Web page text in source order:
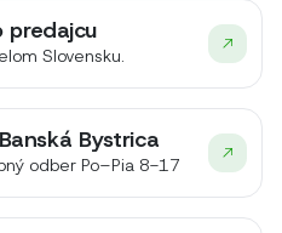
predajcu
Slovensku.
Bystrica
odber Po–Pia 8-17